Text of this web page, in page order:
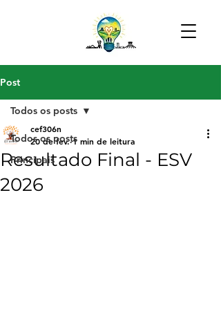
Post
Todos os posts
Principais
Todos os posts
Resultado Final - ESV
2026
cef306n
20 de fev. 1 min de leitura